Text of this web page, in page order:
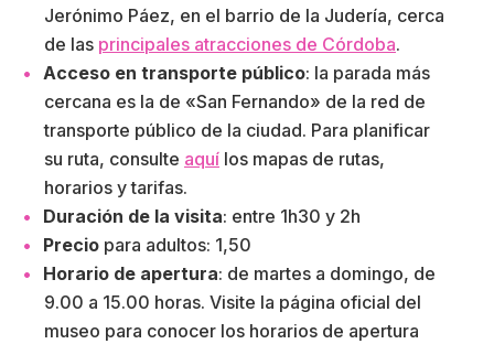
Jerónimo Páez, en el barrio de la Judería, cerca
de las principales atracciones de Córdoba.
Acceso en transporte público: la parada más
cercana es la de «San Fernando» de la red de
transporte público de la ciudad. Para planificar
su ruta, consulte aquí los mapas de rutas,
horarios y tarifas.
Duración de la visita: entre 1h30 y 2h
Precio para adultos: 1,50
Horario de apertura: de martes a domingo, de
9.00 a 15.00 horas. Visite la página oficial del
museo para conocer los horarios de apertura